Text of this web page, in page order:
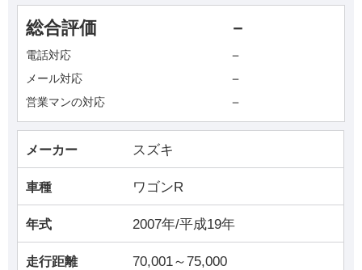
総合評価 －
電話対応 －
メール対応 －
営業マンの対応 －
メーカー スズキ
車種 ワゴンR
年式 2007年/平成19年
走行距離 70,001～75,000